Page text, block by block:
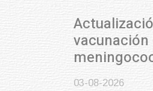
Actualización
vacunación contra
meningococo